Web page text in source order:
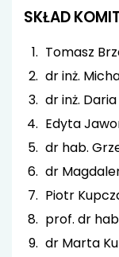
SKŁAD
Tomasz
dr inż.
dr inż.
Edyta
dr hab.
dr
Piotr
prof. dr
dr Marta